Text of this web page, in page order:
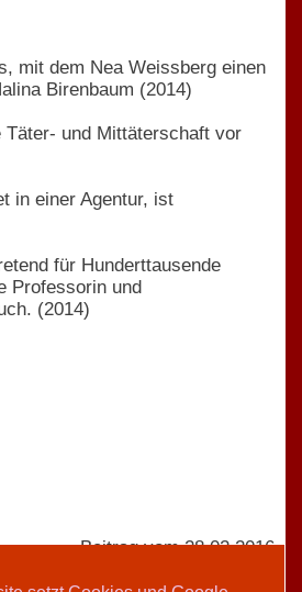
mit dem Nea Weissberg einen
Birenbaum (2014)
Täter- und Mittäterschaft vor
in einer Agentur, ist
für Hunderttausende
Professorin und
(2014)
Beitrag vom 28.02.2016